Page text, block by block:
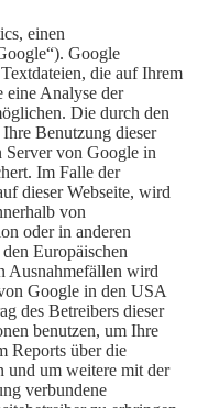
einen
Google
die auf Ihrem
eine Analyse der
Die durch den
Benutzung dieser
Server von Google in
Im Falle der
dieser Webseite, wird
von
oder in anderen
Europäischen
Ausnahmefällen wird
Google in den USA
des Betreibers dieser
benutzen, um Ihre
Reports über die
und um weitere mit der
verbundene